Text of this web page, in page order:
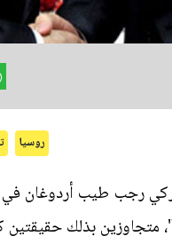
روسيا
رجب طيب أردوغان في
بذلك حقيقتين